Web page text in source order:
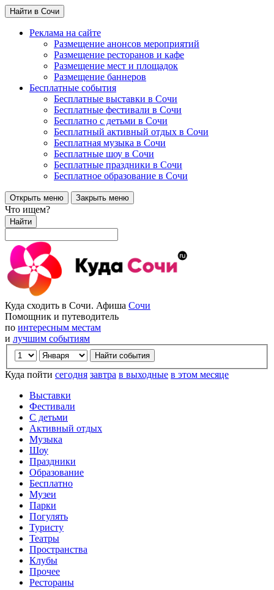
Найти в Сочи
Реклама на сайте
Размещение анонсов мероприятий
Размещение ресторанов и кафе
Размещение мест и площадок
Размещение баннеров
Бесплатные события
Бесплатные выставки в Сочи
Бесплатные фестивали в Сочи
Бесплатно с детьми в Сочи
Бесплатный активный отдых в Сочи
Бесплатная музыка в Сочи
Бесплатные шоу в Сочи
Бесплатные праздники в Сочи
Бесплатное образование в Сочи
Открыть меню Закрыть меню
Что ищем?
Найти
Куда сходить в Сочи. Афиша Сочи
Помощник и путеводитель
по интересным местам
и лучшим событиям
Куда пойти сегодня завтра в выходные в этом месяце
Выставки
Фестивали
С детьми
Активный отдых
Музыка
Шоу
Праздники
Образование
Бесплатно
Музеи
Парки
Погулять
Туристу
Театры
Пространства
Клубы
Прочее
Рестораны